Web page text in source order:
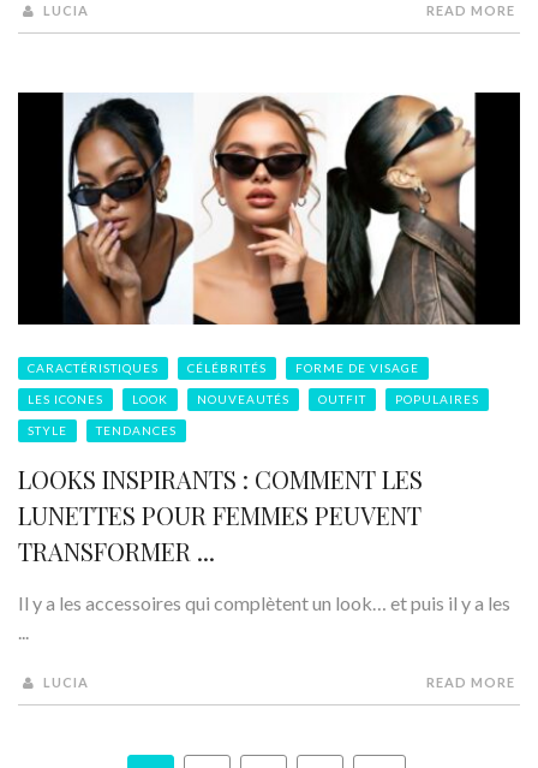
LUCIA READ MORE
CARACTÉRISTIQUES CÉLÉBRITÉS FORME DE VISAGE
LES ICONES LOOK NOUVEAUTÉS OUTFIT POPULAIRES
STYLE TENDANCES
LOOKS INSPIRANTS : COMMENT LES
LUNETTES POUR FEMMES PEUVENT
TRANSFORMER ...
Il y a les accessoires qui complètent un look… et puis il y a les
...
LUCIA READ MORE